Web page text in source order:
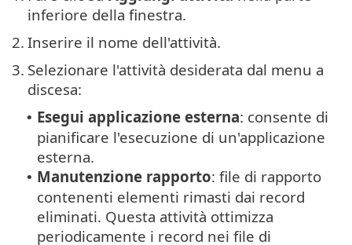
inferiore della finestra.
2. Inserire il nome dell'attività.
3. Selezionare l'attività desiderata dal menu a
discesa:
• Esegui applicazione esterna: consente di
pianificare l'esecuzione di un'applicazione
esterna.
• Manutenzione rapporto: file di rapporto
contenenti elementi rimasti dai record
eliminati. Questa attività ottimizza
periodicamente i record nei file di